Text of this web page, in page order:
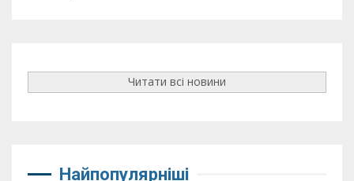
Читати всі новини
Найпопулярніші